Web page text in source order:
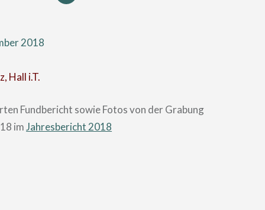
2018
Hall i.T.
Fundbericht sowie Fotos von der Grabung
18 imJahresbericht 2018